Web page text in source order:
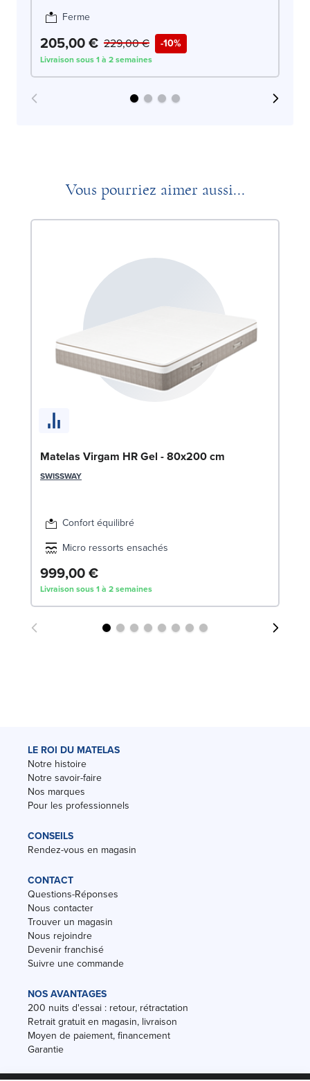
Ferme
205,00 € -10%
229,00 €
Livraison sous 1 à 2 semaines
Vous pourriez aimer aussi...
Matelas Virgam HR Gel - 80x200 cm
SWISSWAY
Confort équilibré
Micro ressorts ensachés
999,00 €
Livraison sous 1 à 2 semaines
LE ROI DU MATELAS
Notre histoire
Notre savoir-faire
Nos marques
Pour les professionnels
CONSEILS
Rendez-vous en magasin
CONTACT
Questions-Réponses
Nous contacter
Trouver un magasin
Nous rejoindre
Devenir franchisé
Suivre une commande
NOS AVANTAGES
200 nuits d'essai : retour, rétractation
Retrait gratuit en magasin, livraison
Moyen de paiement, financement
Garantie